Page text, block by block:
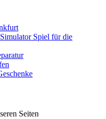
Spiel für die
Seiten